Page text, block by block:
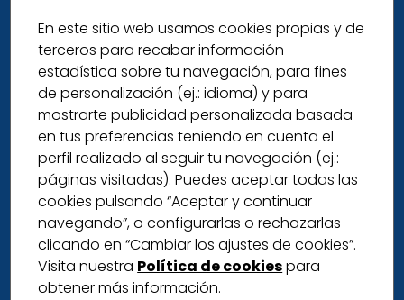
En este sitio web usamos cookies propias y de
terceros para recabar información
estadística sobre tu navegación, para fines
de personalización (ej.: idioma) y para
mostrarte publicidad personalizada basada
en tus preferencias teniendo en cuenta el
perfil realizado al seguir tu navegación (ej.:
páginas visitadas). Puedes aceptar todas las
cookies pulsando “Aceptar y continuar
navegando”, o configurarlas o rechazarlas
clicando en “Cambiar los ajustes de cookies”.
Visita nuestra Política de cookiespara
obtener más información.